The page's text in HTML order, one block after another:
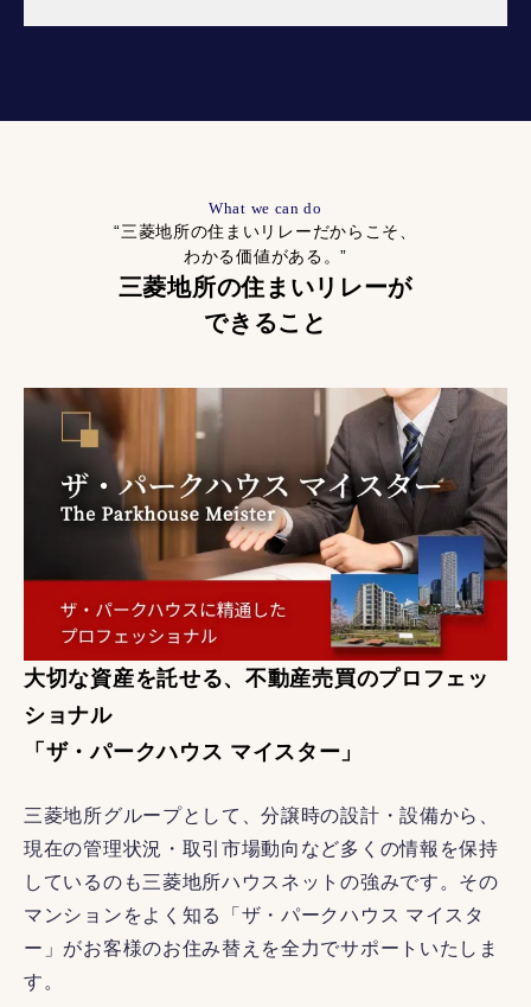
What we can do
“三菱地所の住まいリレーだからこそ、
わかる価値がある。”
三菱地所の住まいリレーが
できること
大切な資産を託せる、不動産売買のプロフェッ
ショナル
「ザ・パークハウス マイスター」
三菱地所グループとして、分譲時の設計・設備から、
現在の管理状況・取引市場動向など多くの情報を保持
しているのも三菱地所ハウスネットの強みです。その
マンションをよく知る「ザ・パークハウス マイスタ
ー」がお客様のお住み替えを全力でサポートいたしま
す。